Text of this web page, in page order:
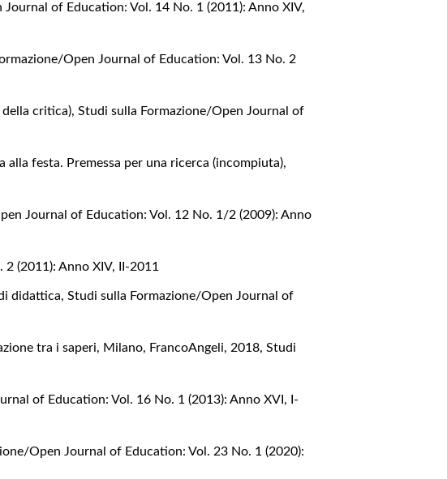
of Education: Vol. 14 No. 1 (2011): Anno XIV,
Open Journal of Education: Vol. 13 No. 2
della critica),Studi sulla Formazione/Open Journal of
alla festa. Premessa per una ricerca (incompiuta),
Journal of Education: Vol. 12 No. 1/2 (2009): Anno
(2011): Anno XIV, II-2011
didattica,Studi sulla Formazione/Open Journal of
tra i saperi, Milano, FrancoAngeli, 2018,Studi
of Education: Vol. 16 No. 1 (2013): Anno XVI, I-
Open Journal of Education: Vol. 23 No. 1 (2020):